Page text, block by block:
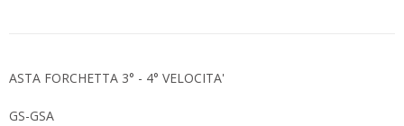
ASTA FORCHETTA 3° - 4° VELOCITA'
GS-GSA